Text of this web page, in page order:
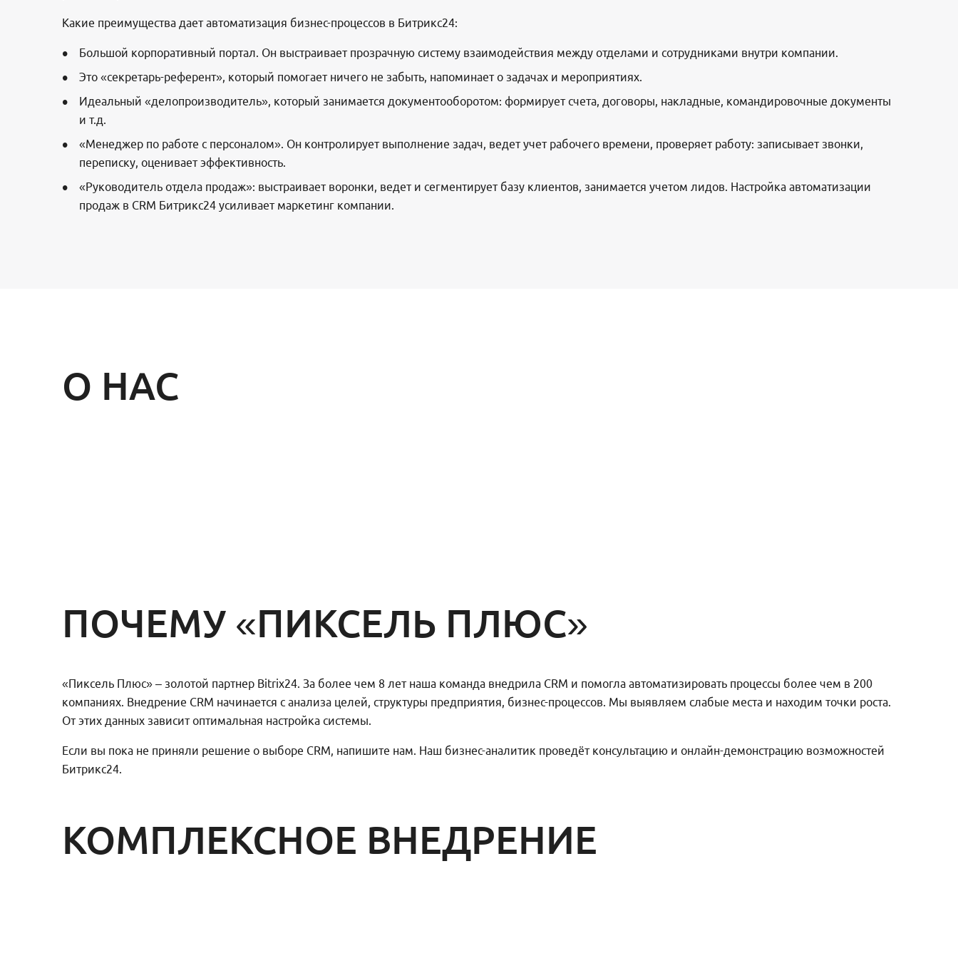
Какие преимущества дает автоматизация бизнес-процессов в Битрикс24:
Большой корпоративный портал. Он выстраивает прозрачную систему взаимодействия между отделами и сотрудниками внутри компании.
Это «секретарь-референт», который помогает ничего не забыть, напоминает о задачах и мероприятиях.
Идеальный «делопроизводитель», который занимается документооборотом: формирует счета, договоры, накладные, командировочные документы
и т.д.
«Менеджер по работе с персоналом». Он контролирует выполнение задач, ведет учет рабочего времени, проверяет работу: записывает звонки,
переписку, оценивает эффективность.
«Руководитель отдела продаж»: выстраивает воронки, ведет и сегментирует базу клиентов, занимается учетом лидов. Настройка автоматизации
продаж в CRM Битрикс24 усиливает маркетинг компании.
О НАС
ПОЧЕМУ «ПИКСЕЛЬ ПЛЮС»
«Пиксель Плюс» – золотой партнер Bitrix24. За более чем 8 лет наша команда внедрила CRM и помогла автоматизировать процессы более чем в 200
компаниях. Внедрение CRM начинается с анализа целей, структуры предприятия, бизнес-процессов. Мы выявляем слабые места и находим точки роста.
От этих данных зависит оптимальная настройка системы.
Если вы пока не приняли решение о выборе CRM, напишите нам. Наш бизнес-аналитик проведёт консультацию и онлайн-демонстрацию возможностей
Битрикс24.
КОМПЛЕКСНОЕ ВНЕДРЕНИЕ